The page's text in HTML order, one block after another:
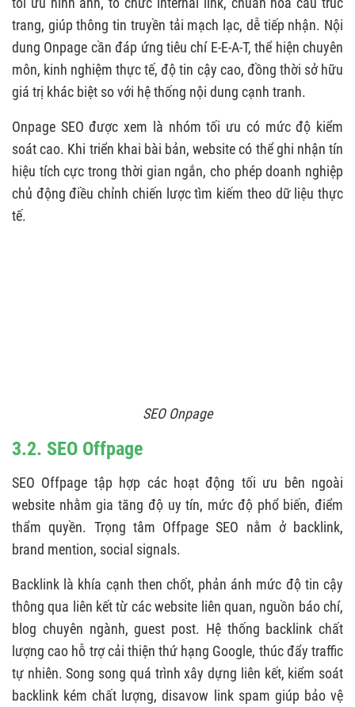
trang, giúp thông tin truyền tải mạch lạc, dễ tiếp nhận. Nội
dung Onpage cần đáp ứng tiêu chí E-E-A-T, thể hiện chuyên
môn, kinh nghiệm thực tế, độ tin cậy cao, đồng thời sở hữu
giá trị khác biệt so với hệ thống nội dung cạnh tranh.
Onpage SEO được xem là nhóm tối ưu có mức độ kiểm
soát cao. Khi triển khai bài bản, website có thể ghi nhận tín
hiệu tích cực trong thời gian ngắn, cho phép doanh nghiệp
chủ động điều chỉnh chiến lược tìm kiếm theo dữ liệu thực
tế.
SEO Onpage
3.2. SEO Offpage
SEO Offpage tập hợp các hoạt động tối ưu bên ngoài
website nhằm gia tăng độ uy tín, mức độ phổ biến, điểm
thẩm quyền. Trọng tâm Offpage SEO nằm ở backlink,
brand mention, social signals.
Backlink là khía cạnh then chốt, phản ánh mức độ tin cậy
thông qua liên kết từ các website liên quan, nguồn báo chí,
blog chuyên ngành, guest post. Hệ thống backlink chất
lượng cao hỗ trợ cải thiện thứ hạng Google, thúc đẩy traffic
tự nhiên. Song song quá trình xây dựng liên kết, kiểm soát
backlink kém chất lượng, disavow link spam giúp bảo vệ